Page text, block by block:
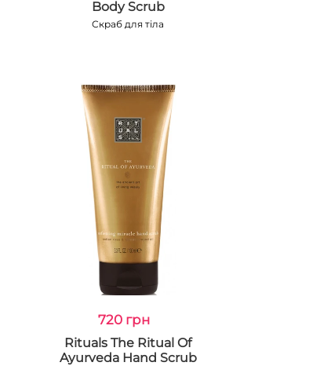
Body Scrub
Скраб для тіла
720 грн
Rituals The Ritual Of
Ayurveda Hand Scrub